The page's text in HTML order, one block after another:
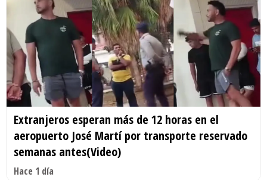
Extranjeros esperan más de 12 horas en el
aeropuerto José Martí por transporte reservado
semanas antes(Video)
Hace 1 día